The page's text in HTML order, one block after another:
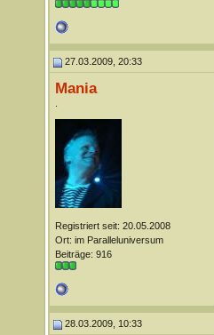
27.03.2009, 20:33
Mania
Registriert seit: 20.05.2008
Ort: im Paralleluniversum
Beiträge: 916
28.03.2009, 10:33